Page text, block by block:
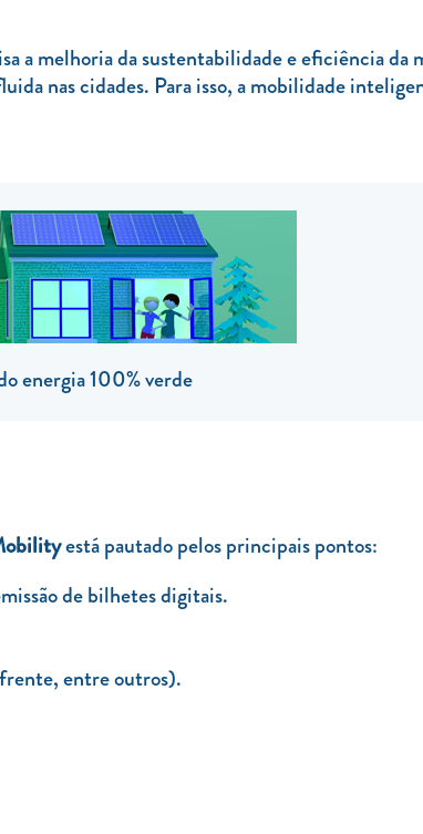
melhoria da sustentabilidade e eficiência da
nas cidades. Para isso, a mobilidade
energia 100% verde
está pautado pelos principais pontos:
de bilhetes digitais.
entre outros).